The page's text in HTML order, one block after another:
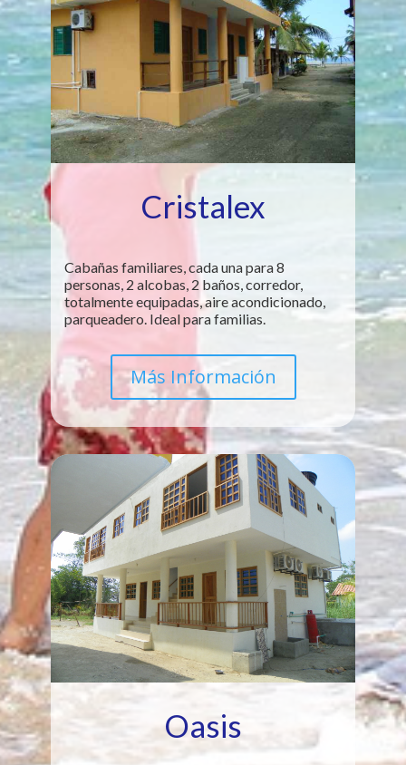
Cristalex
Cabañas familiares, cada una para 8
personas, 2 alcobas, 2 baños, corredor,
totalmente equipadas, aire acondicionado,
parqueadero. Ideal para familias.
Más Información
Oasis